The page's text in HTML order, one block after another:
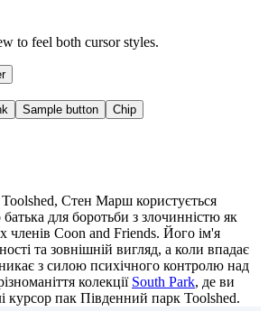
to feel both cursor styles.
Sample button Chip
Стен Марш користується
для боротьби з злочинністю як
членів Coon and Friends. Його ім'я
та зовнішній вигляд, а коли впадає
з силою психічного контролю над
колекції South Park, де ви
курсор пак Південний парк Toolshed.